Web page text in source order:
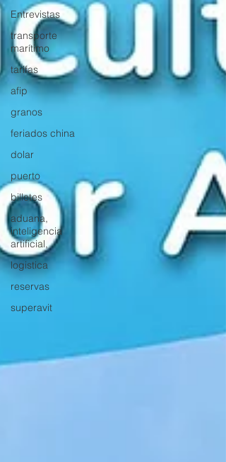
Entrevistas
transporte
marítimo
tarifas
afip
granos
feriados china
dolar
puerto
billetes
aduana,
inteligencia
artificial,
logistica
reservas
superavit